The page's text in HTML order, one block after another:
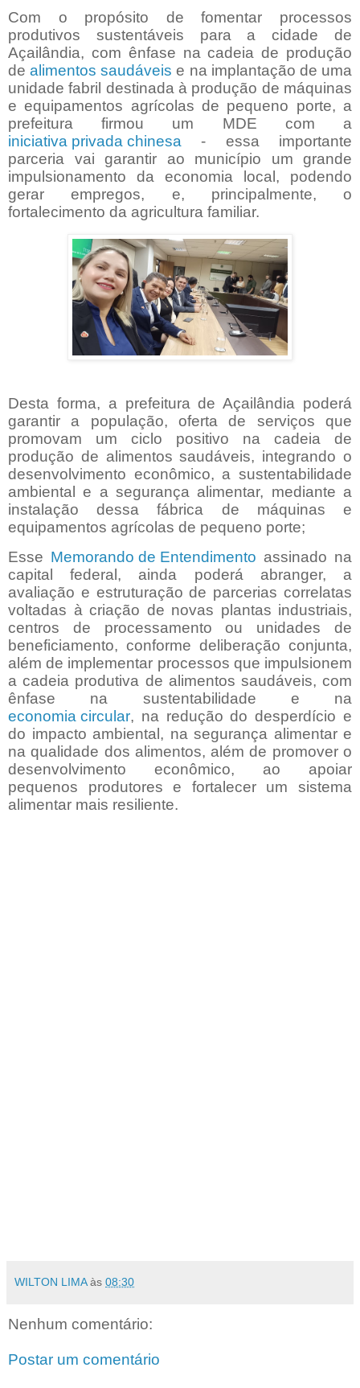
Com o propósito de fomentar processos
produtivos sustentáveis para a cidade de
Açailândia, com ênfase na cadeia de produção
dealimentos saudáveis e na implantação de uma
unidade fabril destinada à produção de máquinas
e equipamentos agrícolas de pequeno porte, a
prefeitura firmou um MDE com a
iniciativa privada chinesa - essa importante
parceria vai garantir ao município um grande
impulsionamento da economia local, podendo
gerar empregos, e, principalmente, o
fortalecimento da agricultura familiar.
Desta forma, a prefeitura de Açailândia poderá
garantir a população, oferta de serviços que
promovam um ciclo positivo na cadeia de
produção de alimentos saudáveis, integrando o
desenvolvimento econômico, a sustentabilidade
ambiental e a segurança alimentar, mediante a
instalação dessa fábrica de máquinas e
equipamentos agrícolas de pequeno porte;
Esse Memorando de Entendimento assinado na
capital federal, ainda poderá abranger, a
avaliação e estruturação de parcerias correlatas
voltadas à criação de novas plantas industriais,
centros de processamento ou unidades de
beneficiamento, conforme deliberação conjunta,
além de implementar processos que impulsionem
a cadeia produtiva de alimentos saudáveis, com
ênfase na sustentabilidade e na
economia circular, na redução do desperdício e
do impacto ambiental, na segurança alimentar e
na qualidade dos alimentos, além de promover o
desenvolvimento econômico, ao apoiar
pequenos produtores e fortalecer um sistema
alimentar mais resiliente.
WILTON LIMA às 08:30
Nenhum comentário:
Postar um comentário